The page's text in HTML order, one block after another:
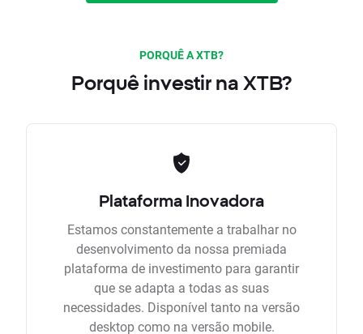
PORQUÊ A XTB?
Porquê investir na XTB?
Plataforma Inovadora
Estamos constantemente a trabalhar no
desenvolvimento da nossa premiada
plataforma de investimento para garantir
que se adapta a todas as suas
necessidades. Disponível tanto na versão
desktop como na versão mobile.